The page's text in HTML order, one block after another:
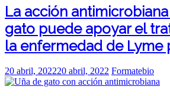
remedios
naturales
para
el
apoyo
la
salud
La acción
gato puede apoyar el
la enfermedad de Lyme
Posted
on
20 abril, 202220 abril, 2022 Formatebio